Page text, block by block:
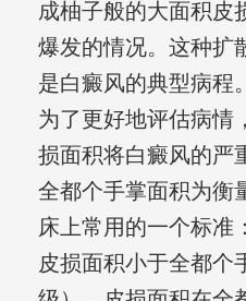
成柚子般的大面积皮
爆发的情况。这种扩
是白癜风的典型病程。
为了更好地评估病情
损面积将白癜风的严
全都个手掌面积为衡
床上常用的一个标准
皮损面积小于全都个